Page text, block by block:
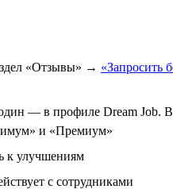
«Отзывы» → «Запросить
— в профиле Dream Job.
и «Премиум»
к улучшениям
с сотрудниками